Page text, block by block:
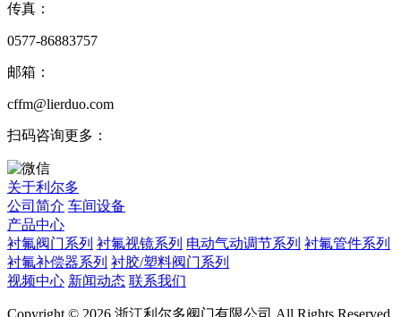
传真：
0577-86883757
邮箱：
cffm@lierduo.com
扫码咨询更多：
关于利尔多
公司简介 车间设备
产品中心
衬氟阀门系列 衬氟视镜系列 电动气动调节系列 衬氟管件系列
衬氟补偿器系列 衬胶/塑料阀门系列
视频中心 新闻动态 联系我们